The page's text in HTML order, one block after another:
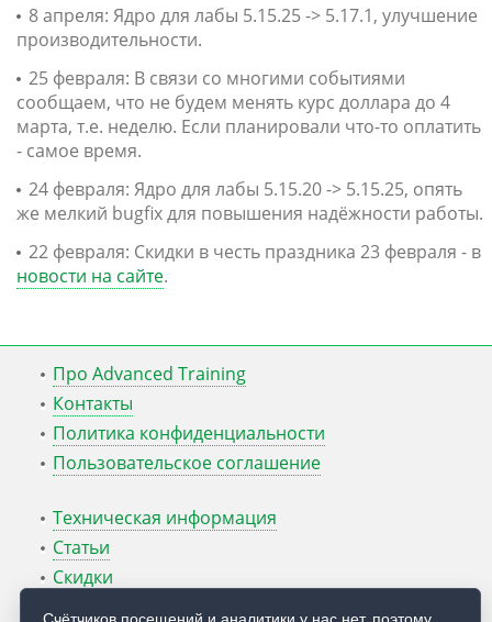
8 апреля: Ядро для лабы 5.15.25 -> 5.17.1, улучшение
производительности.
25 февраля: В связи со многими событиями
сообщаем, что не будем менять курс доллара до 4
марта, т.е. неделю. Если планировали что-то оплатить
- самое время.
24 февраля: Ядро для лабы 5.15.20 -> 5.15.25, опять
же мелкий bugfix для повышения надёжности работы.
22 февраля: Скидки в честь праздника 23 февраля - в
новости на сайте.
Про Advanced Training
Контакты
Политика конфиденциальности
Пользовательское соглашение
Техническая информация
Статьи
Скидки